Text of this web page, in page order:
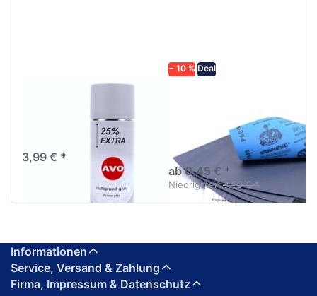
3,99 € *
− 10 % Deal
diversen Körnungen
Nass-Schleifpapier zur nass
und trocken anwendung
ab 0,45 € *
Niedrigster:0,50 € *
Informationen
Service, Versand & Zahlung
Firma, Impressum & Datenschutz